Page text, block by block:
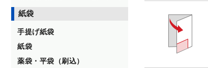
紙袋
手提げ紙袋
紙袋
薬袋・平袋（刷込）